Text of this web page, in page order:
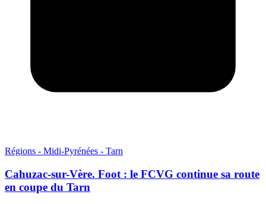
Régions - Midi-Pyrénées - Tarn
Cahuzac-sur-Vère. Foot : le FCVG continue sa route
en coupe du Tarn